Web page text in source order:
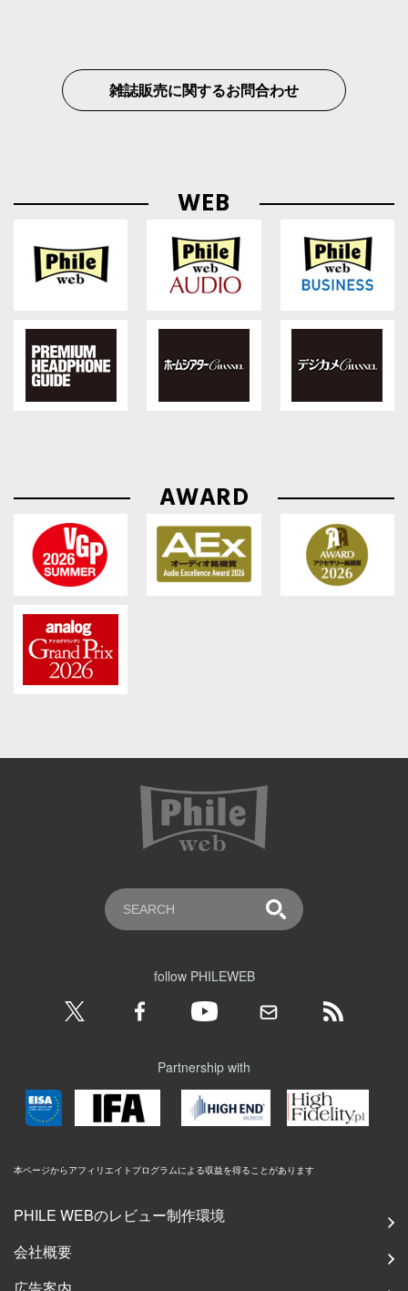
雑誌販売に関するお問合わせ
WEB
AWARD
follow PHILEWEB
Partnership with
本ページからアフィリエイトプログラムによる収益を得ることがあります
PHILE WEBのレビュー制作環境
会社概要